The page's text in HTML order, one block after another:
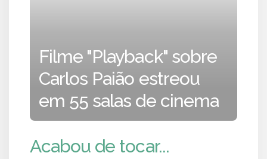
Filme "Playback" sobre
Carlos Paião estreou
em 55 salas de cinema
Acabou de tocar...